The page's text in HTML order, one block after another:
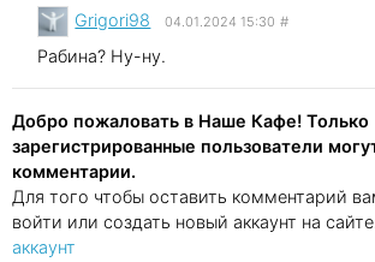
Grigori98 04.01.2024 15:30 #
Рабина? Ну-ну.
Добро пожаловать в Наше Кафе! Только
зарегистрированные пользователи
комментарии.
Для того чтобы оставить комментарий
войти или создать новый аккаунт на
аккаунт